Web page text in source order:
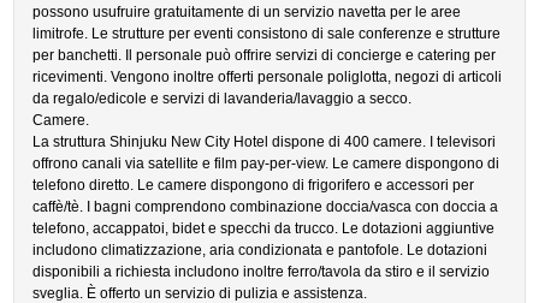
possono usufruire gratuitamente di un servizio navetta per le aree
limitrofe. Le strutture per eventi consistono di sale conferenze e strutture
per banchetti. Il personale può offrire servizi di concierge e catering per
ricevimenti. Vengono inoltre offerti personale poliglotta, negozi di articoli
da regalo/edicole e servizi di lavanderia/lavaggio a secco.
Camere.
La struttura Shinjuku New City Hotel dispone di 400 camere. I televisori
offrono canali via satellite e film pay-per-view. Le camere dispongono di
telefono diretto. Le camere dispongono di frigorifero e accessori per
caffè/tè. I bagni comprendono combinazione doccia/vasca con doccia a
telefono, accappatoi, bidet e specchi da trucco. Le dotazioni aggiuntive
includono climatizzazione, aria condizionata e pantofole. Le dotazioni
disponibili a richiesta includono inoltre ferro/tavola da stiro e il servizio
sveglia. È offerto un servizio di pulizia e assistenza.